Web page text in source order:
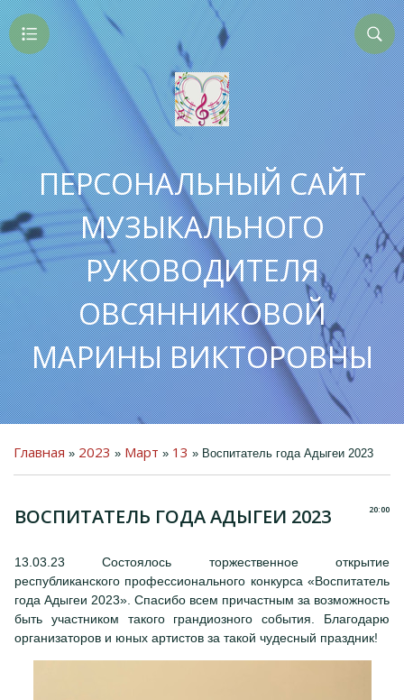
ПЕРСОНАЛЬНЫЙ САЙТ
МУЗЫКАЛЬНОГО
РУКОВОДИТЕЛЯ
ОВСЯННИКОВОЙ
МАРИНЫ ВИКТОРОВНЫ
ПРЕДМЕТНО-
СРЕДА
ДЕТЯМ
РОДИТЕЛЯМ
КОЛЛЕГАМ
Главная » 2023 » Март » 13 » Воспитатель года Адыгеи 2023
20:00
ВОСПИТАТЕЛЬ ГОДА АДЫГЕИ 2023
13.03.23 Состоялось торжественное открытие
республиканского профессионального конкурса «Воспитатель
года Адыгеи 2023». Спасибо всем причастным за возможность
быть участником такого грандиозного события. Благодарю
организаторов и юных артистов за такой чудесный праздник!